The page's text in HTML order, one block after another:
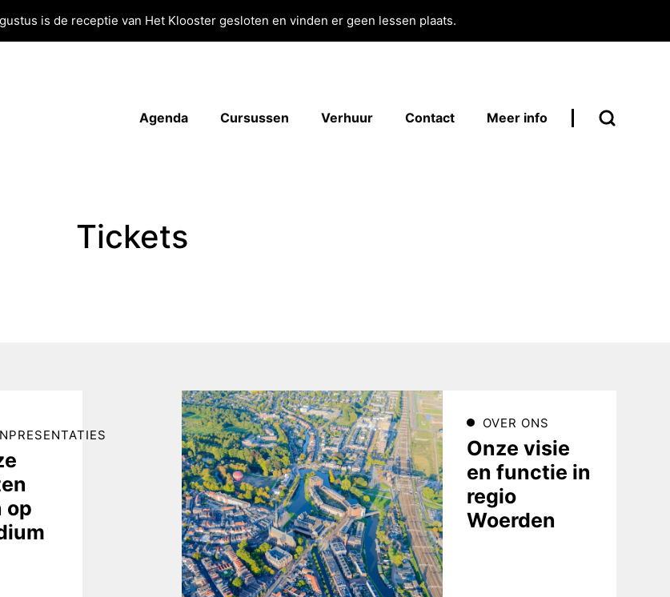
is de receptie van Het Klooster gesloten en vinden er geen lessen plaats.
Agenda Cursussen Verhuur Contact Meer info
Tickets
op
OVER ONS
Onze visie
en functie in
regio
Woerden